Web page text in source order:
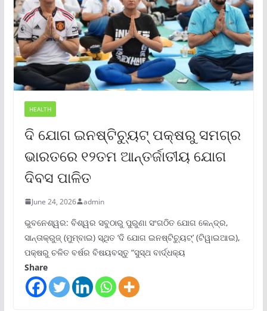
HEALTH
ଦି ଯୋଗ ଇନଷ୍ଟିଚ୍ୟୁଟ୍ ପକ୍ଷରୁ ସମଗ୍ର
ଭାରତରେ ୧୨ତମ ଆନ୍ତର୍ଜାତୀୟ ଯୋଗ
ଦିବସ ପାଳିତ
June 24, 2026 admin
ଭୁବନେଶ୍ୱର: ବିଶ୍ୱର ସବୁଠାରୁ ପୁରୁଣା ସଂଗଠିତ ଯୋଗ କେନ୍ଦ୍ର,
ସାନ୍ତାକ୍ରୁଜ୍ (ମୁମ୍ବାଇ) ସ୍ଥିତ ‘ଦି ଯୋଗ ଇନଷ୍ଟିଚ୍ୟୁଟ୍‌’ (ଟିୱାଇଆଇ),
ପକ୍ଷରୁ ଚଳିତ ବର୍ଷର ବିଷୟବସ୍ତୁ “ସୁସ୍ଥ ବାର୍ଦ୍ଧକ୍ୟ
Share